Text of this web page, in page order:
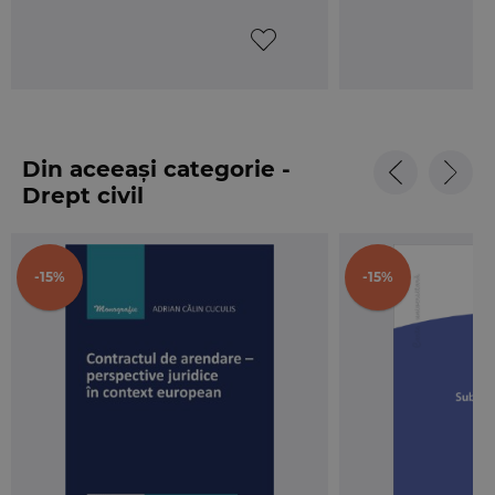
a acestuia, redata in extras.
celelalte acte normative anterioare al caror
continut a fost absorbit in Codul civil, toate acestea
fiind redate la finalul articolelor, cu caractere italice.
sunt prezentate deciziile Curtii Constitutionale de
admitere a unor exceptii de neconstitutionalitate,
recursurile in interesul legii si hotararile prealabile
materie.
Codul civil si Legea de punere in
Din aceeași categorie -
Drept civil
-15% -15%